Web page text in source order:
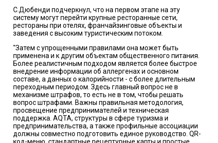
С.Дюбенди подчеркнул, что на первом этапе на эту
систему могут перейти крупные ресторанные сети,
рестораны при отелях, франчайзинговые объекты и
заведения с высоким туристическим потоком.
"Затем с упрощенными правилами она может быть
применена и к другим объектам общественного питания.
Более реалистичным подходом является более быстрое
внедрение информации об аллергенах и основном
составе, а данных о калорийности - с более длительным
переходным периодом. Здесь главный вопрос не в
механизме штрафов, то есть не в том, чтобы решать
вопрос штрафами. Важны правильная методология,
просвещение предпринимателей и техническая
поддержка. AQTA, структуры в сфере туризма и
предпринимательства, а также профильные ассоциации
должны совместно подготовить единое руководство. QR-